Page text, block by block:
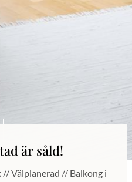
är såld!
Välplanerad // Balkong i